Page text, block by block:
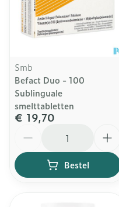
Smb
Befact Duo - 100
Sublinguale
smelttabletten
€ 19,70
Bestel